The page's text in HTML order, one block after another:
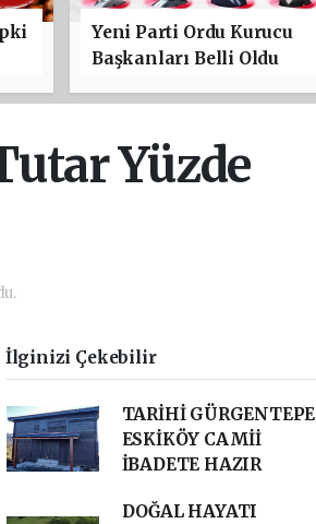
Yeni Parti Ordu Kurucu
Başkanları Belli Oldu
Yüzde
İlginizi Çekebilir
TARİHİ GÜRGENTEPE
ESKİKÖY CAMİİ
İBADETE HAZIR
DOĞAL HAYATI